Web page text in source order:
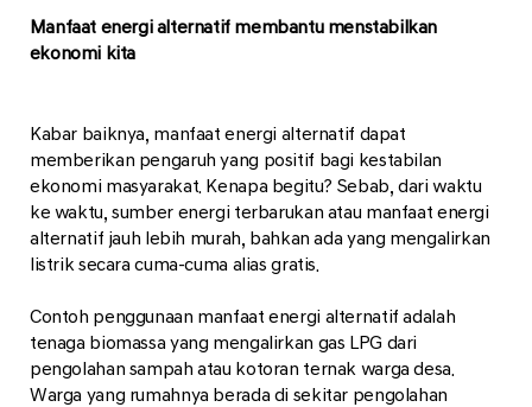
Manfaat energi alternatif membantu menstabilkan
ekonomi kita
Kabar baiknya, manfaat energi alternatif dapat
memberikan pengaruh yang positif bagi kestabilan
ekonomi masyarakat. Kenapa begitu? Sebab, dari waktu
ke waktu, sumber energi terbarukan atau manfaat energi
alternatif jauh lebih murah, bahkan ada yang mengalirkan
listrik secara cuma-cuma alias gratis.
Contoh penggunaan manfaat energi alternatif adalah
tenaga biomassa yang mengalirkan gas LPG dari
pengolahan sampah atau kotoran ternak warga desa.
Warga yang rumahnya berada di sekitar pengolahan